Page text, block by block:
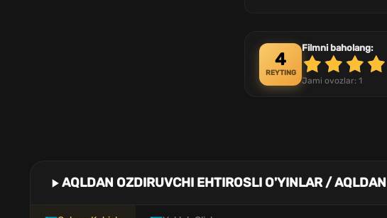
4
REYTING
Filmni baholang:
Jami ovozlar: 1
AQLDAN OZDIRUVCHI EHTIROSLI O'YINLAR /